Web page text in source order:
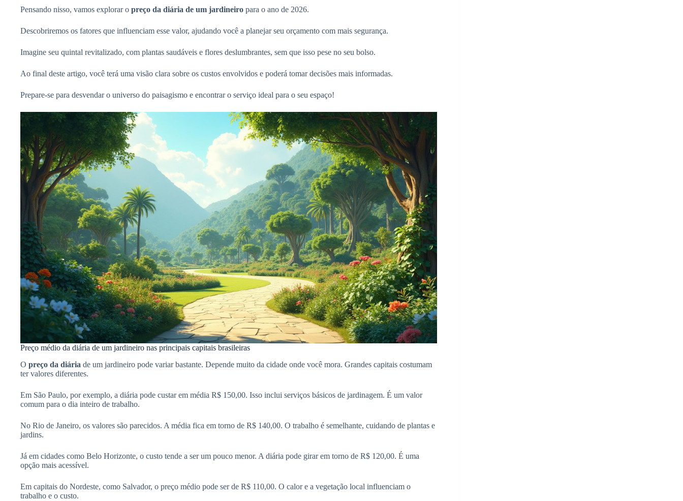
Pensando nisso, vamos explorar o preço da diária de um jardineiro para o ano de 2026.
Descobriremos os fatores que influenciam esse valor, ajudando você a planejar seu orçamento com mais segurança.
Imagine seu quintal revitalizado, com plantas saudáveis e flores deslumbrantes, sem que isso pese no seu bolso.
Ao final deste artigo, você terá uma visão clara sobre os custos envolvidos e poderá tomar decisões mais informadas.
Prepare-se para desvendar o universo do paisagismo e encontrar o serviço ideal para o seu espaço!
Preço médio da diária de um jardineiro nas principais capitais brasileiras
O preço da diária de um jardineiro pode variar bastante. Depende muito da cidade onde você mora. Grandes capitais costumam
ter valores diferentes.
Em São Paulo, por exemplo, a diária pode custar em média R$ 150,00. Isso inclui serviços básicos de jardinagem. É um valor
comum para o dia inteiro de trabalho.
No Rio de Janeiro, os valores são parecidos. A média fica em torno de R$ 140,00. O trabalho é semelhante, cuidando de plantas e
jardins.
Já em cidades como Belo Horizonte, o custo tende a ser um pouco menor. A diária pode girar em torno de R$ 120,00. É uma
opção mais acessível.
Em capitais do Nordeste, como Salvador, o preço médio pode ser de R$ 110,00. O calor e a vegetação local influenciam o
trabalho e o custo.